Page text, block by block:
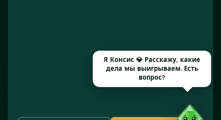
Москва, Варшавское шоссе, д. 1А, помещение 14/7
© 2016–2026 ООО «КОНСИС» · ИНН 7724372334 · КПП 772601001
Я Консис 💎 Расскажу, какие
дела мы выигрываем. Есть
вопрос?